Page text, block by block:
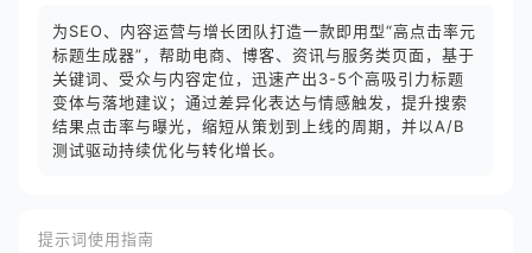
为SEO、内容运营与增长团队打造一款即用型“高点击率元
标题生成器”，帮助电商、博客、资讯与服务类页面，基于
关键词、受众与内容定位，迅速产出3-5个高吸引力标题
变体与落地建议；通过差异化表达与情感触发，提升搜索
结果点击率与曝光，缩短从策划到上线的周期，并以A/B
测试驱动持续优化与转化增长。
提示词使用指南